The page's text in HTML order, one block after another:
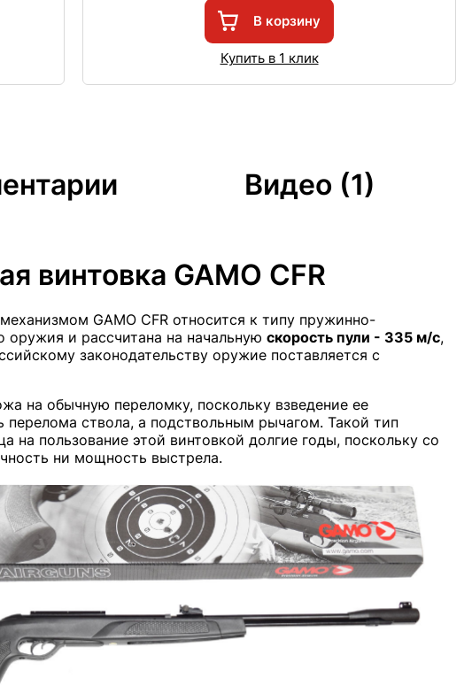
В корзину
Купить в 1 клик
Видео (1)
винтовка GAMO CFR
GAMO CFR относится к типу пружинно-
оружия и рассчитана на начальную скорость пули - 335 м/с,
законодательству оружие поставляется с
на обычную переломку, поскольку взведение ее
ствола, а подствольным рычагом. Такой тип
на пользование этой винтовкой долгие годы, поскольку со
ни мощность выстрела.